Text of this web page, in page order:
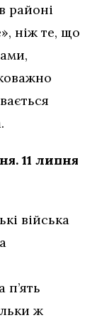
районі
ніж те, що
11 липня
війська
ж